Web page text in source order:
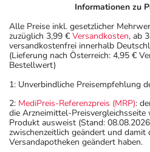
Informationen zu
Alle Preise inkl. gesetzlicher
zuzüglich 3,99 € Versandkosten, ab
versandkostenfrei innerhalb
(Lieferung nach Österreich: 4,95 €
Bestellwert)
1: Unverbindliche Preisempfehlung
2: MediPreis-Referenzpreis (MRP):
die Arzneimittel-
Produkt ausweist (Stand:
zwischenzeitlich geändert und damit
Versandapotheken geändert haben.